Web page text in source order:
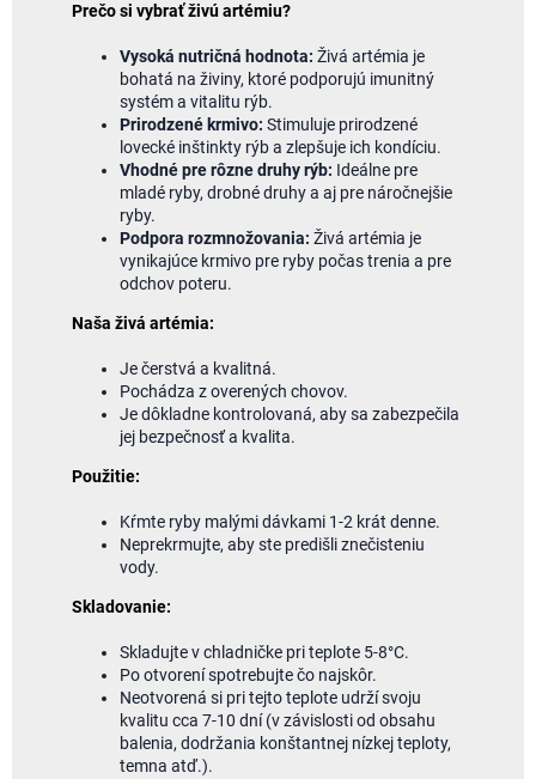
Prečo si vybrať živú artémiu?
Vysoká nutričná hodnota: Živá artémia je
bohatá na živiny, ktoré podporujú imunitný
systém a vitalitu rýb.
Prirodzené krmivo: Stimuluje prirodzené
lovecké inštinkty rýb a zlepšuje ich kondíciu.
Vhodné pre rôzne druhy rýb: Ideálne pre
mladé ryby, drobné druhy a aj pre náročnejšie
ryby.
Podpora rozmnožovania: Živá artémia je
vynikajúce krmivo pre ryby počas trenia a pre
odchov poteru.
Naša živá artémia:
Je čerstvá a kvalitná.
Pochádza z overených chovov.
Je dôkladne kontrolovaná, aby sa zabezpečila
jej bezpečnosť a kvalita.
Použitie:
Kŕmte ryby malými dávkami 1-2 krát denne.
Neprekrmujte, aby ste predišli znečisteniu
vody.
Skladovanie:
Skladujte v chladničke pri teplote 5-8°C.
Po otvorení spotrebujte čo najskôr.
Neotvorená si pri tejto teplote udrží svoju
kvalitu cca 7-10 dní (v závislosti od obsahu
balenia, dodržania konštantnej nízkej teploty,
temna atď.).